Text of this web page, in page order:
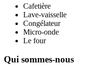
Cafetière
Lave-vaisselle
Congélateur
Micro-onde
Le four
Qui sommes-nous